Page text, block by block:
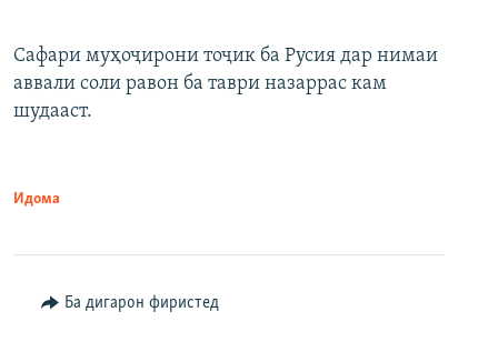
Сафари муҳоҷирони тоҷик ба Русия дар нимаи
аввали соли равон ба таври назаррас кам
шудааст.
Идома
Ба дигарон фиристед